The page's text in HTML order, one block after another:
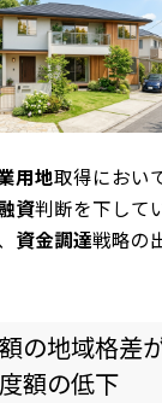
用地取得におい
資判断を下して
資金調達戦略の
の地域格差
額の低下